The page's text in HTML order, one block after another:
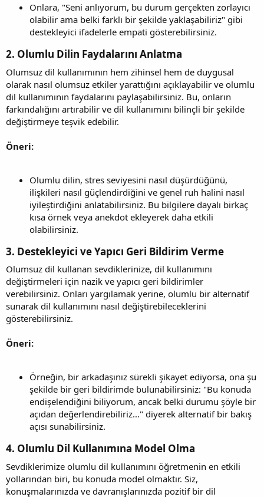
Onlara, "Seni anlıyorum, bu durum gerçekten zorlayıcı
olabilir ama belki farklı bir şekilde yaklaşabiliriz" gibi
destekleyici ifadelerle empati gösterebilirsiniz.
2. Olumlu Dilin Faydalarını Anlatma
Olumsuz dil kullanımının hem zihinsel hem de duygusal
olarak nasıl olumsuz etkiler yarattığını açıklayabilir ve olumlu
dil kullanımının faydalarını paylaşabilirsiniz. Bu, onların
farkındalığını artırabilir ve dil kullanımını bilinçli bir şekilde
değiştirmeye teşvik edebilir.
Öneri:
Olumlu dilin, stres seviyesini nasıl düşürdüğünü,
ilişkileri nasıl güçlendirdiğini ve genel ruh halini nasıl
iyileştirdiğini anlatabilirsiniz. Bu bilgilere dayalı birkaç
kısa örnek veya anekdot ekleyerek daha etkili
olabilirsiniz.
3. Destekleyici ve Yapıcı Geri Bildirim Verme
Olumsuz dil kullanan sevdiklerinize, dil kullanımını
değiştirmeleri için nazik ve yapıcı geri bildirimler
verebilirsiniz. Onları yargılamak yerine, olumlu bir alternatif
sunarak dil kullanımını nasıl değiştirebileceklerini
gösterebilirsiniz.
Öneri:
Örneğin, bir arkadaşınız sürekli şikayet ediyorsa, ona şu
şekilde bir geri bildirimde bulunabilirsiniz: "Bu konuda
endişelendiğini biliyorum, ancak belki durumu şöyle bir
açıdan değerlendirebiliriz…" diyerek alternatif bir bakış
açısı sunabilirsiniz.
4. Olumlu Dil Kullanımına Model Olma
Sevdiklerimize olumlu dil kullanımını öğretmenin en etkili
yollarından biri, bu konuda model olmaktır. Siz,
konuşmalarınızda ve davranışlarınızda pozitif bir dil